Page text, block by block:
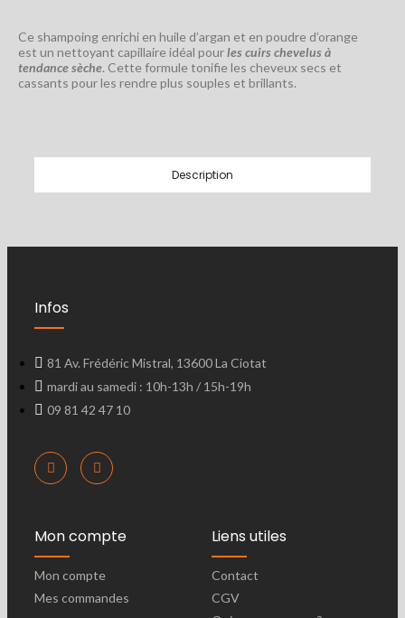
Ce shampoing enrichi en huile d’argan et en poudre d’orange
est un nettoyant capillaire idéal pourles cuirs chevelus à
tendance sèche. Cette formule tonifie les cheveux secs et
cassants pour les rendre plus souples et brillants.
Description
Infos
81 Av. Frédéric Mistral, 13600 La Ciotat
mardi au samedi : 10h-13h / 15h-19h
09 81 42 47 10
Mon compte
Mon compte
Mes commandes
Liens utiles
Contact
CGV